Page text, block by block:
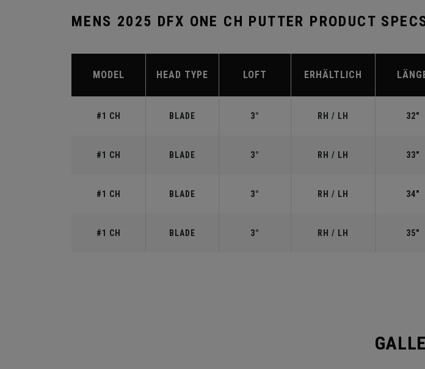
MENS 2025 DFX ONE CH PUTTER PRODUCT
MODEL HEAD TYPE LOFT ERHÄLTLICH
#1 CH BLADE 3° RH / LH 32"
#1 CH BLADE 3° RH / LH 33"
#1 CH BLADE 3° RH / LH 34"
#1 CH BLADE 3° RH / LH 35"